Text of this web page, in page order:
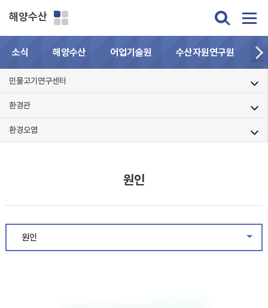
해양수산
소식 해양수산 어업기술원 수산자원연구원
민물고기연구센터
환경관
환경오염
원인
원인